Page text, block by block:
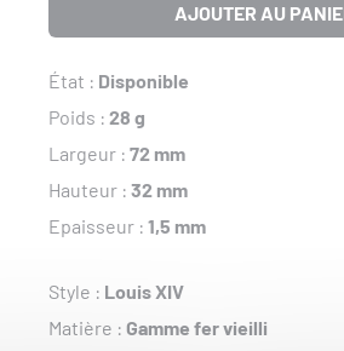
AJOUTER AU
État : Disponible
Poids : 28 g
Largeur : 72 mm
Hauteur : 32 mm
Epaisseur : 1,5 mm
Style : Louis XIV
Matière : Gamme fer vieilli